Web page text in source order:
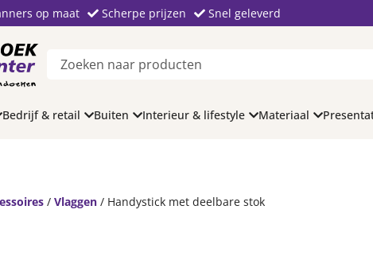
op maat Scherpe prijzen Snel geleverd
Bedrijf & retail Buiten Interieur & lifestyle Materiaal
/Vlaggen / Handystick met deelbare stok